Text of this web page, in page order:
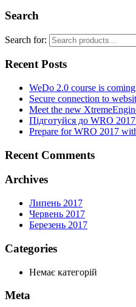
Search
Search for:
Recent Posts
WeDo 2.0 course is
Secure connection to
Meet the new
Підготуйся до WRO
Prepare for WRO 2017
Recent Comments
Archives
Липень 2017
Червень 2017
Березень 2017
Categories
Немає категорій
Meta